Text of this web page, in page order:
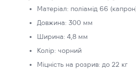
Матеріал: поліамід 66
Довжина: 300 мм
Ширина: 4,8 мм
Колір: чорний
Міцність на розрив: до 22 кг